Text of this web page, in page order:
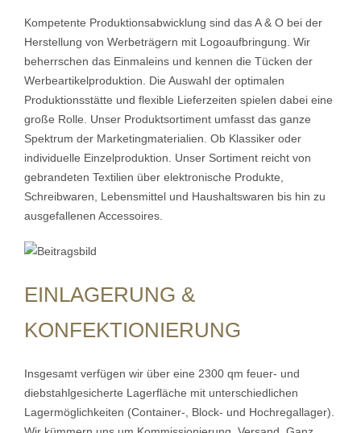
Kompetente Produktionsabwicklung sind das A & O bei der
Herstellung von Werbeträgern mit Logoaufbringung. Wir
beherrschen das Einmaleins und kennen die Tücken der
Werbeartikelproduktion. Die Auswahl der optimalen
Produktionsstätte und flexible Lieferzeiten spielen dabei eine
große Rolle. Unser Produktsortiment umfasst das ganze
Spektrum der Marketingmaterialien. Ob Klassiker oder
individuelle Einzelproduktion. Unser Sortiment reicht von
gebrandeten Textilien über elektronische Produkte,
Schreibwaren, Lebensmittel und Haushaltswaren bis hin zu
ausgefallenen Accessoires.
EINLAGERUNG &
KONFEKTIONIERUNG
Insgesamt verfügen wir über eine 2300 qm feuer- und
diebstahlgesicherte Lagerfläche mit unterschiedlichen
Lagermöglichkeiten (Container-, Block- und Hochregallager).